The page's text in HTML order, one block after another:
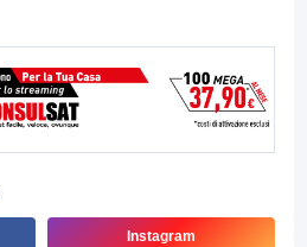
Instagram